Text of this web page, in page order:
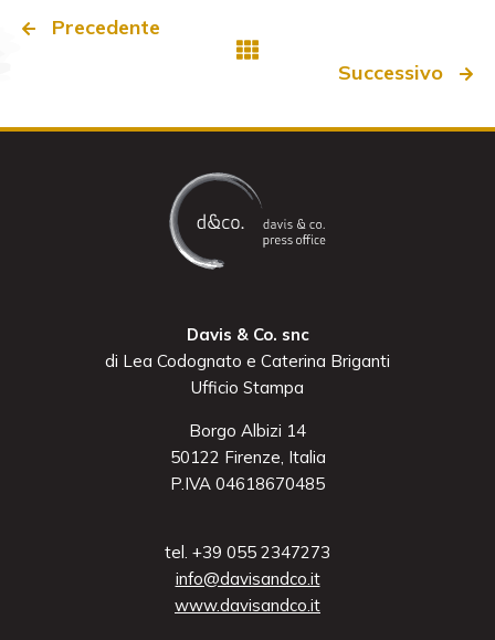
Precedente
Successivo
Davis & Co. snc
di Lea Codognato e Caterina Briganti
Ufficio Stampa
Borgo Albizi 14
50122 Firenze, Italia
P.IVA 04618670485
tel. +39 055 2347273
info@davisandco.it
www.davisandco.it